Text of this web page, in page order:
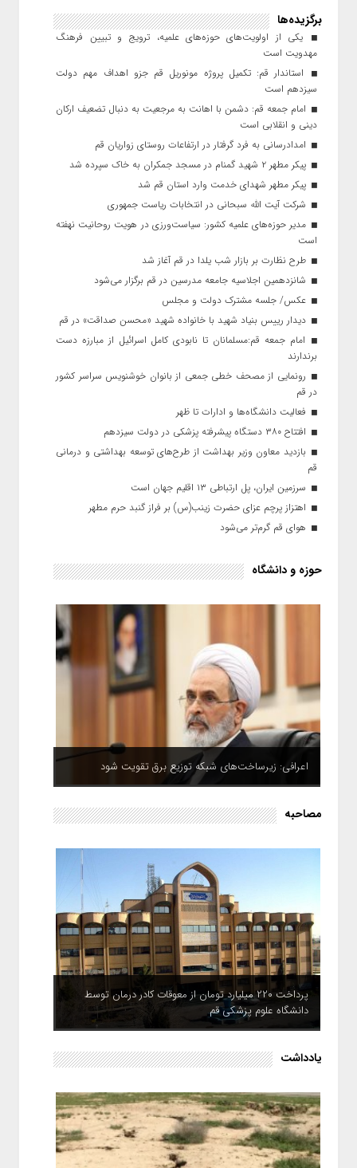
برگزیده‌ها
یکی از اولویت‌های حوزه‌های علمیه، ترویج و تبیین فرهنگ
مهدویت است
استاندار قم: تکمیل پروژه مونوریل قم جزو اهداف مهم دولت
سیزدهم است
امام جمعه قم: دشمن با اهانت به مرجعیت به دنبال تضعیف ارکان
دینی و انقلابی است
امدادرسانی به فرد گرفتار در ارتفاعات روستای زواریان قم
پیکر مطهر ۲ شهید گمنام در مسجد جمکران به خاک سپرده شد
پیکر مطهر شهدای خدمت وارد استان قم شد
شرکت آیت الله سبحانی در انتخابات ریاست جمهوری
مدیر حوزه‌های علمیه کشور: سیاست‌ورزی در هویت روحانیت نهفته
است
طرح نظارت بر بازار شب یلدا در قم آغاز شد
شانزدهمین اجلاسیه جامعه مدرسین در قم برگزار می‌شود
عکس/ جلسه مشترک دولت و مجلس
دیدار رییس بنیاد شهید با خانواده شهید «محسن صداقت» در قم
امام جمعه قم:مسلمانان تا نابودی کامل اسرائیل از مبارزه دست
برندارند
رونمایی از مصحف خطی جمعی از بانوان خوشنویس سراسر کشور
در قم
فعالیت دانشگاه‌ها و ادارات تا ظهر
افتتاح ۳۸۰ دستگاه پیشرفته پزشکی در دولت سیزدهم
بازدید معاون وزیر بهداشت از طرح‌های توسعه بهداشتی و درمانی
قم
سرزمین ایران، پل ارتباطی ۱۳ اقلیم‌ جهان است
اهتزاز پرچم عزای حضرت زینب(س) بر فراز گنبد حرم مطهر
هوای قم گرم‌تر می‌شود
حوزه و دانشگاه
اعرافی: زیرساخت‌های شبکه توزیع برق تقویت شود
مصاحبه
پرداخت ۲۲۰ میلیارد تومان از معوقات کادر درمان توسط
دانشگاه علوم پزشکی قم
یادداشت